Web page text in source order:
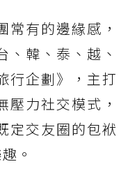
常有的邊緣感，
、韓、泰、越、
行企劃》，主打
壓力社交模式，
定交友圈的包袱
。